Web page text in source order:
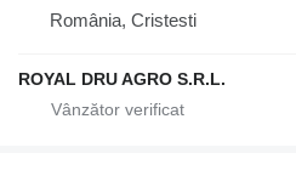
România, Cristesti
ROYAL DRU AGRO S.R.L.